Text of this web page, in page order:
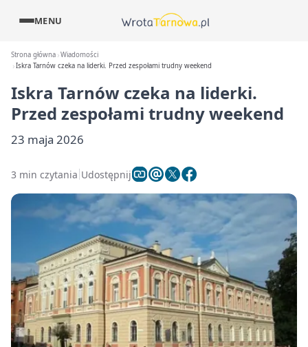
MENU
Strona główna Wiadomości
Iskra Tarnów czeka na liderki. Przed zespołami trudny weekend
Iskra Tarnów czeka na liderki.
Przed zespołami trudny weekend
23 maja 2026
3 min czytania Udostępnij